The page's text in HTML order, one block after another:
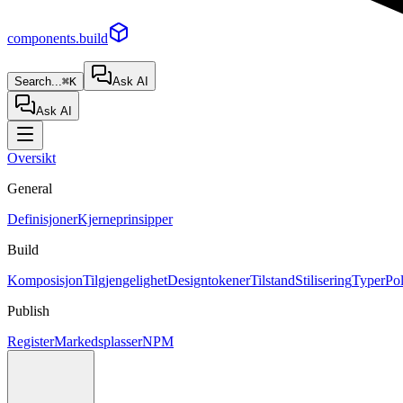
components.build
Search...⌘K Ask AI
Ask AI
Oversikt
General
DefinisjonerKjerneprinsipper
Build
KomposisjonTilgjengelighetDesigntokenerTilstandStiliseringTyper
Publish
RegisterMarkedsplasserNPM